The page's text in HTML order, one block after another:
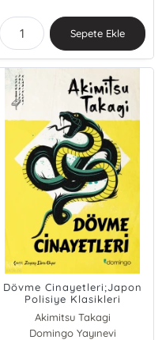
Sepete Ekle
Dövme Cinayetleri;Japon
Polisiye Klasikleri
Akimitsu Takagi
Domingo Yayınevi